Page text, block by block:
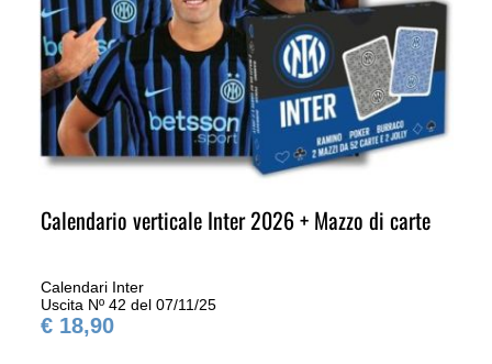
Calendario verticale Inter 2026 + Mazzo di carte
Calendari Inter
Uscita Nº 42 del 07/11/25
€ 18,90